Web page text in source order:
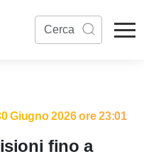
Giugno 2026 ore 23:01
fino a